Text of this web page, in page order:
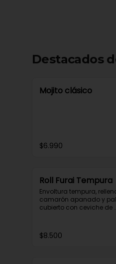
Destacados
Mojito clásico
$6.990
Roll Furai Tempura
Envoltura tempura,
camarón apanado y
cubierto con ceviche de
$8.500